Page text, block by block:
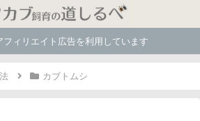
フィリエイト広告を利用しています
カブトムシ